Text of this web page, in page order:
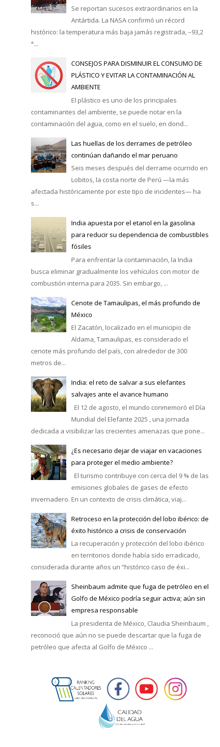
Se reportan sucesos extraordinarios en la
Antártida. La NASA confirmó un récord
histórico: la temperatura más baja jamás registrada, –93,2
°...
CONSEJOS PARA DISMINUIR EL CONSUMO DE
PLÁSTICO Y EVITAR LA CONTAMINACIÓN AL
AMBIENTE
El plástico es uno de los principales
contaminantes del ambiente, se puede notar en la
contaminación del agua, como en el suelo, en dond...
Las huellas de los derrames de petróleo
continúan dañando el mar peruano
Seis meses después del derrame ocurrido en
Lobitos, la costa norte de Perú —la más
afectada históricamente por este tipo de incidentes— ha
s...
India apuesta por el etanol en la gasolina
para reducir su dependencia de combustibles
fósiles
Para enfrentar la contaminación, la India
busca eliminar gradualmente los vehículos con motor de
combustión interna para 2035. Sin embargo, ...
Cenote de Tamaulipas, el más profundo de
México
El Zacatón, localizado en el municipio de
Aldama, Tamaulipas, es considerado el
cenote más profundo del país, con alrededor de 300
metros de...
India: el reto de salvar a sus elefantes
salvajes ante el avance humano
El 12 de agosto, el mundo conmemoró el Día
Mundial del Elefante 2025 , una jornada
dedicada a visibilizar las crecientes amenazas que pone...
¿Es necesario dejar de viajar en vacaciones
para proteger el medio ambiente?
El turismo contribuye con cerca del 9 % de las
emisiones globales de gases de efecto
invernadero. En un contexto de crisis climática, viaj...
Retroceso en la protección del lobo ibérico: de
éxito histórico a crisis de conservación
La recuperación y protección del lobo ibérico
en territorios donde había sido erradicado,
considerada durante años un “histórico caso de éxi...
Sheinbaum admite que fuga de petróleo en el
Golfo de México podría seguir activa; aún sin
empresa responsable
La presidenta de México, Claudia Sheinbaum ,
reconoció que aún no se puede descartar que la fuga de
petróleo que afecta al Golfo de México ...